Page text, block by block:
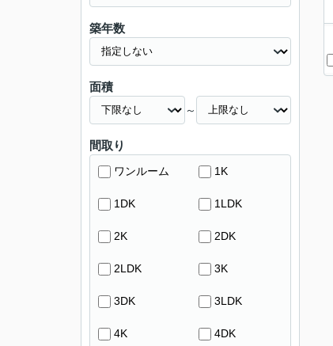
築年数
面積
～
間取り
ワンルーム 1K
1DK 1LDK
2K 2DK
2LDK 3K
3DK 3LDK
4K 4DK